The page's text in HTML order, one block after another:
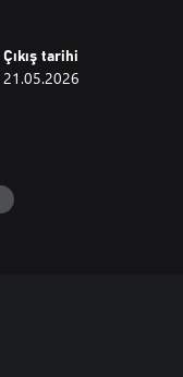
Çıkış tarihi
21.05.2026